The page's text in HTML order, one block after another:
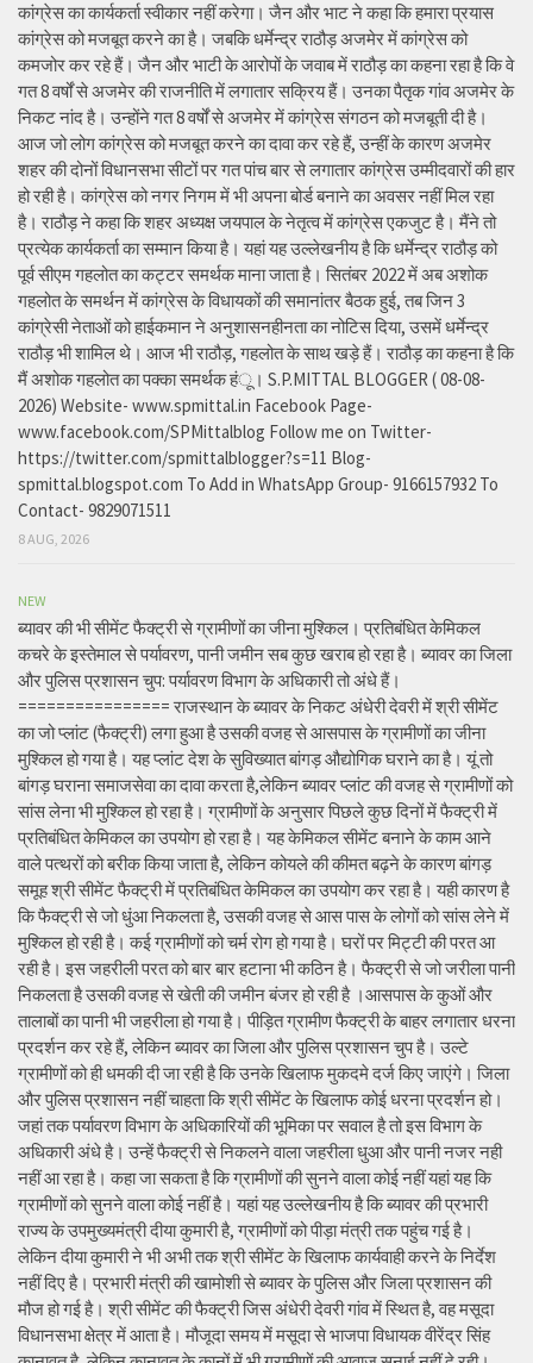
कांग्रेस का कार्यकर्ता स्वीकार नहीं करेगा। जैन और भाट ने कहा कि हमारा प्रयास
कांग्रेस को मजबूत करने का है। जबकि धर्मेन्द्र राठौड़ अजमेर में कांग्रेस को
कमजोर कर रहे हैं। जैन और भाटी के आरोपों के जवाब में राठौड़ का कहना रहा है कि वे
गत 8 वर्षों से अजमेर की राजनीति में लगातार सक्रिय हैं। उनका पैतृक गांव अजमेर के
निकट नांद है। उन्होंने गत 8 वर्षों से अजमेर में कांग्रेस संगठन को मजबूती दी है।
आज जो लोग कांग्रेस को मजबूत करने का दावा कर रहे हैं, उन्हीं के कारण अजमेर
शहर की दोनों विधानसभा सीटों पर गत पांच बार से लगातार कांग्रेस उम्मीदवारों की हार
हो रही है। कांग्रेस को नगर निगम में भी अपना बोर्ड बनाने का अवसर नहीं मिल रहा
है। राठौड़ ने कहा कि शहर अध्यक्ष जयपाल के नेतृत्व में कांग्रेस एकजुट है। मैंने तो
प्रत्येक कार्यकर्ता का सम्मान किया है। यहां यह उल्लेखनीय है कि धर्मेन्द्र राठौड़ को
पूर्व सीएम गहलोत का कट्टर समर्थक माना जाता है। सितंबर 2022 में अब अशोक
गहलोत के समर्थन में कांग्रेस के विधायकों की समानांतर बैठक हुई, तब जिन 3
कांग्रेसी नेताओं को हाईकमान ने अनुशासनहीनता का नोटिस दिया, उसमें धर्मेन्द्र
राठौड़ भी शामिल थे। आज भी राठौड़, गहलोत के साथ खड़े हैं। राठौड़ का कहना है कि
मैं अशोक गहलोत का पक्का समर्थक हंू। S.P.MITTAL BLOGGER ( 08-08-
2026) Website- www.spmittal.in Facebook Page-
www.facebook.com/SPMittalblog Follow me on Twitter-
https://twitter.com/spmittalblogger?s=11 Blog-
spmittal.blogspot.com To Add in WhatsApp Group- 9166157932 To
Contact- 9829071511
8 AUG, 2026
NEW
ब्यावर की भी सीमेंट फैक्ट्री से ग्रामीणों का जीना मुश्किल। प्रतिबंधित केमिकल
कचरे के इस्तेमाल से पर्यावरण, पानी जमीन सब कुछ खराब हो रहा है। ब्यावर का जिला
और पुलिस प्रशासन चुप: पर्यावरण विभाग के अधिकारी तो अंधे हैं।
================ राजस्थान के ब्यावर के निकट अंधेरी देवरी में श्री सीमेंट
का जो प्लांट (फैक्ट्री) लगा हुआ है उसकी वजह से आसपास के ग्रामीणों का जीना
मुश्किल हो गया है। यह प्लांट देश के सुविख्यात बांगड़ औद्योगिक घराने का है। यूं तो
बांगड़ घराना समाजसेवा का दावा करता है,लेकिन ब्यावर प्लांट की वजह से ग्रामीणों को
सांस लेना भी मुश्किल हो रहा है। ग्रामीणों के अनुसार पिछले कुछ दिनों में फैक्ट्री में
प्रतिबंधित केमिकल का उपयोग हो रहा है। यह केमिकल सीमेंट बनाने के काम आने
वाले पत्थरों को बरीक किया जाता है, लेकिन कोयले की कीमत बढ़ने के कारण बांगड़
समूह श्री सीमेंट फैक्ट्री में प्रतिबंधित केमिकल का उपयोग कर रहा है। यही कारण है
कि फैक्ट्री से जो धुंआ निकलता है, उसकी वजह से आस पास के लोगों को सांस लेने में
मुश्किल हो रही है। कई ग्रामीणों को चर्म रोग हो गया है। घरों पर मिट्टी की परत आ
रही है। इस जहरीली परत को बार बार हटाना भी कठिन है। फैक्ट्री से जो जरीला पानी
निकलता है उसकी वजह से खेती की जमीन बंजर हो रही है ।आसपास के कुओं और
तालाबों का पानी भी जहरीला हो गया है। पीड़ित ग्रामीण फैक्ट्री के बाहर लगातार धरना
प्रदर्शन कर रहे हैं, लेकिन ब्यावर का जिला और पुलिस प्रशासन चुप है। उल्टे
ग्रामीणों को ही धमकी दी जा रही है कि उनके खिलाफ मुकदमे दर्ज किए जाएंगे। जिला
और पुलिस प्रशासन नहीं चाहता कि श्री सीमेंट के खिलाफ कोई धरना प्रदर्शन हो।
जहां तक पर्यावरण विभाग के अधिकारियों की भूमिका पर सवाल है तो इस विभाग के
अधिकारी अंधे है। उन्हें फैक्ट्री से निकलने वाला जहरीला धुआ और पानी नजर नही
नहीं आ रहा है। कहा जा सकता है कि ग्रामीणों की सुनने वाला कोई नहीं यहां यह कि
ग्रामीणों को सुनने वाला कोई नहीं है। यहां यह उल्लेखनीय है कि ब्यावर की प्रभारी
राज्य के उपमुख्यमंत्री दीया कुमारी है, ग्रामीणों को पीड़ा मंत्री तक पहुंच गई है।
लेकिन दीया कुमारी ने भी अभी तक श्री सीमेंट के खिलाफ कार्यवाही करने के निर्देश
नहीं दिए है। प्रभारी मंत्री की खामोशी से ब्यावर के पुलिस और जिला प्रशासन की
मौज हो गई है। श्री सीमेंट की फैक्ट्री जिस अंधेरी देवरी गांव में स्थित है, वह मसूदा
विधानसभा क्षेत्र में आता है। मौजूदा समय में मसूदा से भाजपा विधायक वीरेंद्र सिंह